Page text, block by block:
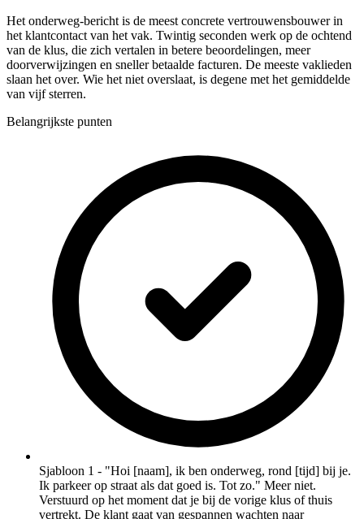
Het onderweg-bericht is de meest concrete vertrouwensbouwer in
het klantcontact van het vak. Twintig seconden werk op de ochtend
van de klus, die zich vertalen in betere beoordelingen, meer
doorverwijzingen en sneller betaalde facturen. De meeste vaklieden
slaan het over. Wie het niet overslaat, is degene met het gemiddelde
van vijf sterren.
Belangrijkste punten
Sjabloon 1 - "Hoi [naam], ik ben onderweg, rond [tijd] bij je.
Ik parkeer op straat als dat goed is. Tot zo." Meer niet.
Verstuurd op het moment dat je bij de vorige klus of thuis
vertrekt. De klant gaat van gespannen wachten naar